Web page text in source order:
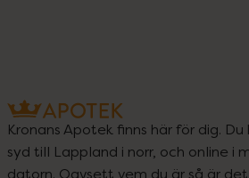
Kronans Apotek finns här för dig.
syd till Lappland i norr, och online i
datorn. Oavsett vem du är så är